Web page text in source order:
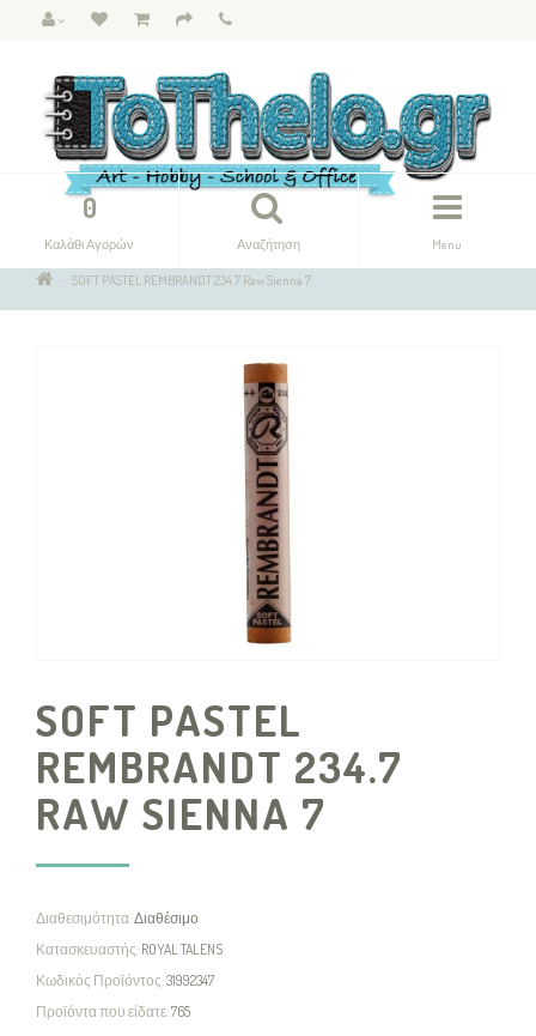
Menu
Αναζήτηση
0
Καλάθι Αγορών
SOFT PASTEL REMBRANDT 234.7 Raw Sienna 7
SOFT PASTEL
REMBRANDT 234.7
RAW SIENNA 7
Διαθεσιμότητα:Διαθέσιμο
Κατασκευαστής: ROYAL TALENS
Κωδικός Προϊόντος:31992347
Προϊόντα που είδατε:765